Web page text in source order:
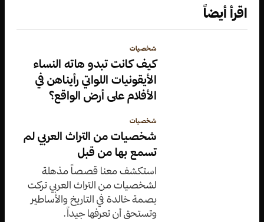
اقرأ أيضاً
شخصيات
كيف كانت تبدو هاته النساء
الأيقونيات اللواتي رأيناهن في
الأفلام على أرض الواقع؟
شخصيات
شخصيات من التراث العربي لم
تسمع بها من قبل
استكشف معنا قصصاً مذهلة
لشخصيات من التراث العربي تركت
بصمة خالدة في التاريخ والأساطير
وتستحق أن تعرفها جيداً.